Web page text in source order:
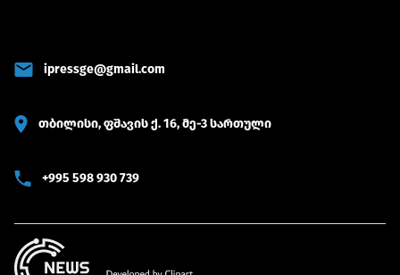
ipressge@gmail.com
თბილისი, ფშავის ქ. 16, მე-3 სართული
+995 598 930 739